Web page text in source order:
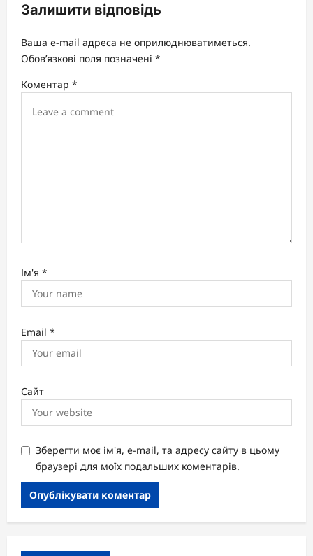
g
a
t
i
Залишити відповідь
Ваша e-mail адреса не оприлюднюватиметься.
Обов’язкові поля позначені *
Коментар *
Ім'я *
Email *
Сайт
Зберегти моє ім'я, e-mail, та адресу сайту в цьому
браузері для моїх подальших коментарів.